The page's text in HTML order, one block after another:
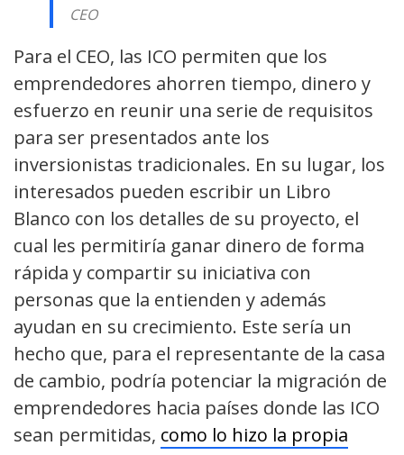
CEO
Para el CEO, las ICO permiten que los
emprendedores ahorren tiempo, dinero y
esfuerzo en reunir una serie de requisitos
para ser presentados ante los
inversionistas tradicionales. En su lugar, los
interesados pueden escribir un Libro
Blanco con los detalles de su proyecto, el
cual les permitiría ganar dinero de forma
rápida y compartir su iniciativa con
personas que la entienden y además
ayudan en su crecimiento. Este sería un
hecho que, para el representante de la casa
de cambio, podría potenciar la migración de
emprendedores hacia países donde las ICO
sean permitidas, como lo hizo la propia